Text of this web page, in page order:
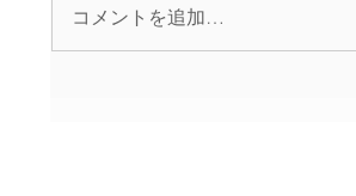
コメントを追加…